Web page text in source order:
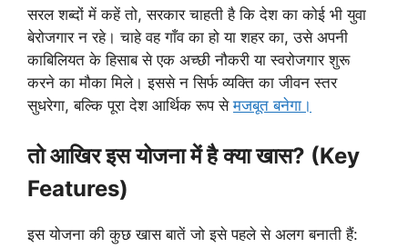
सरल शब्दों में कहें तो, सरकार चाहती है कि देश का कोई भी युवा
बेरोजगार न रहे। चाहे वह गाँव का हो या शहर का, उसे अपनी
काबिलियत के हिसाब से एक अच्छी नौकरी या स्वरोजगार शुरू
करने का मौका मिले। इससे न सिर्फ व्यक्ति का जीवन स्तर
सुधरेगा, बल्कि पूरा देश आर्थिक रूप सेमजबूत बनेगा।
तो आखिर इस योजना में है क्या खास? (Key
Features)
इस योजना की कुछ खास बातें जो इसे पहले से अलग बनाती हैं: